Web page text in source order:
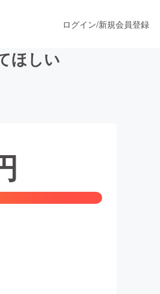
ログイン/新規会員登録
ほしい